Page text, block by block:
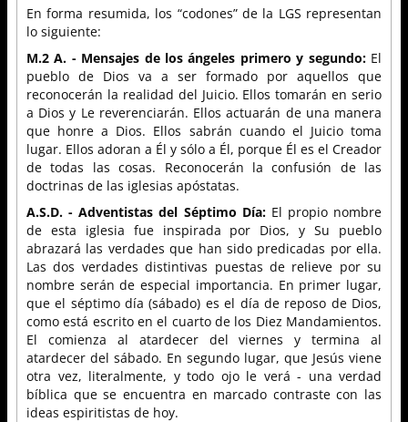
En forma resumida, los “codones” de la LGS representan
lo siguiente:
M.2 A. - Mensajes de los ángeles primero y segundo:El
pueblo de Dios va a ser formado por aquellos que
reconocerán la realidad del Juicio. Ellos tomarán en serio
a Dios y Le reverenciarán. Ellos actuarán de una manera
que honre a Dios. Ellos sabrán cuando el Juicio toma
lugar. Ellos adoran a Él y sólo a Él, porque Él es el Creador
de todas las cosas. Reconocerán la confusión de las
doctrinas de las iglesias apóstatas.
A.S.D. - Adventistas del Séptimo Día:El propio nombre
de esta iglesia fue inspirada por Dios, y Su pueblo
abrazará las verdades que han sido predicadas por ella.
Las dos verdades distintivas puestas de relieve por su
nombre serán de especial importancia. En primer lugar,
que el séptimo día (sábado) es el día de reposo de Dios,
como está escrito en el cuarto de los Diez Mandamientos.
El comienza al atardecer del viernes y termina al
atardecer del sábado. En segundo lugar, que Jesús viene
otra vez, literalmente, y todo ojo le verá - una verdad
bíblica que se encuentra en marcado contraste con las
ideas espiritistas de hoy.